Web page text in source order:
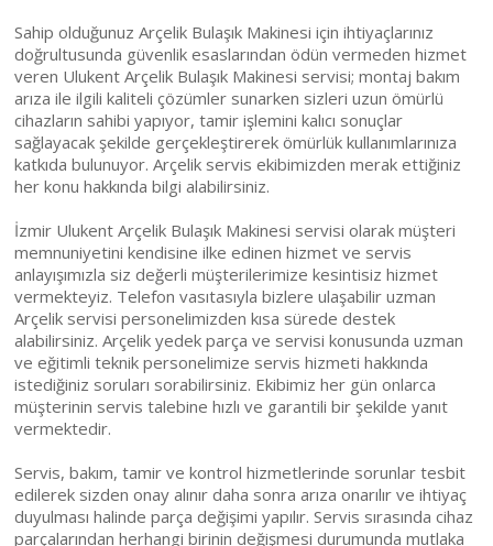
Sahip olduğunuz Arçelik Bulaşık Makinesi için ihtiyaçlarınız
doğrultusunda güvenlik esaslarından ödün vermeden hizmet
veren Ulukent Arçelik Bulaşık Makinesi servisi; montaj bakım
arıza ile ilgili kaliteli çözümler sunarken sizleri uzun ömürlü
cihazların sahibi yapıyor, tamir işlemini kalıcı sonuçlar
sağlayacak şekilde gerçekleştirerek ömürlük kullanımlarınıza
katkıda bulunuyor. Arçelik servis ekibimizden merak ettiğiniz
her konu hakkında bilgi alabilirsiniz.
İzmir Ulukent Arçelik Bulaşık Makinesi servisi olarak müşteri
memnuniyetini kendisine ilke edinen hizmet ve servis
anlayışımızla siz değerli müşterilerimize kesintisiz hizmet
vermekteyiz. Telefon vasıtasıyla bizlere ulaşabilir uzman
Arçelik servisi personelimizden kısa sürede destek
alabilirsiniz. Arçelik yedek parça ve servisi konusunda uzman
ve eğitimli teknik personelimize servis hizmeti hakkında
istediğiniz soruları sorabilirsiniz. Ekibimiz her gün onlarca
müşterinin servis talebine hızlı ve garantili bir şekilde yanıt
vermektedir.
Servis, bakım, tamir ve kontrol hizmetlerinde sorunlar tesbit
edilerek sizden onay alınır daha sonra arıza onarılır ve ihtiyaç
duyulması halinde parça değişimi yapılır. Servis sırasında cihaz
parçalarından herhangi birinin değişmesi durumunda mutlaka